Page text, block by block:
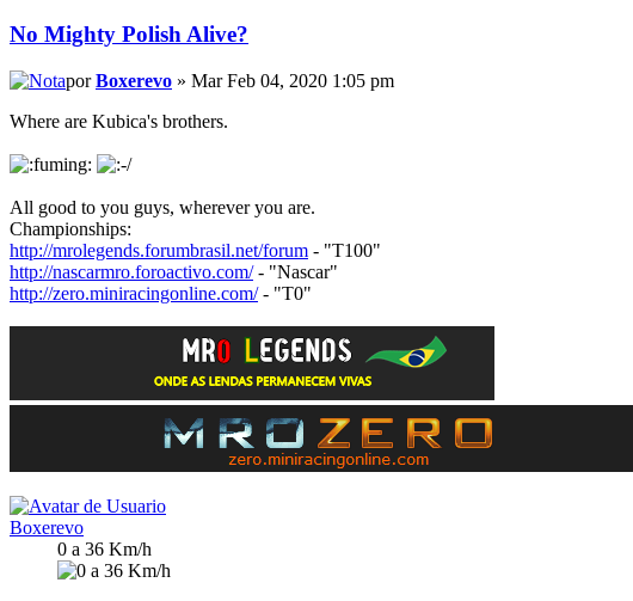
No Mighty Polish Alive?
porBoxerevo » Mar Feb 04, 2020 1:05 pm
Where are Kubica's brothers.
All good to you guys, wherever you are.
Championships:
http://mrolegends.forumbrasil.net/forum - "T100"
http://nascarmro.foroactivo.com/- "Nascar"
http://zero.miniracingonline.com/- "T0"
Boxerevo
0 a 36 Km/h